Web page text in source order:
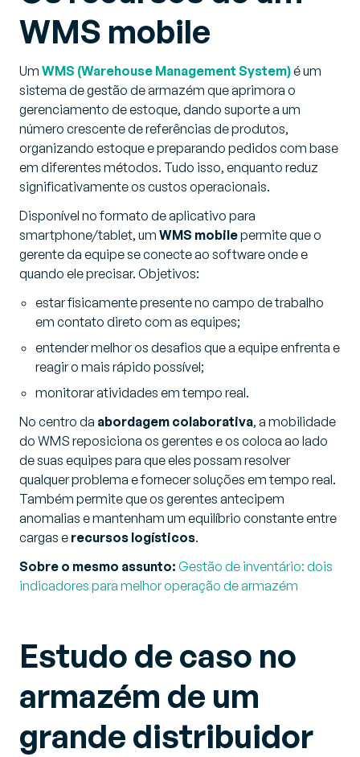
WMS mobile
Um WMS (Warehouse Management System)é um
sistema de gestão de armazém que aprimora o
gerenciamento de estoque, dando suporte a um
número crescente de referências de produtos,
organizando estoque e preparando pedidos com base
em diferentes métodos. Tudo isso, enquanto reduz
significativamente os custos operacionais.
Disponível no formato de aplicativo para
smartphone/tablet, um WMS mobilepermite que o
gerente da equipe se conecte ao software onde e
quando ele precisar. Objetivos:
estar fisicamente presente no campo de trabalho
em contato direto com as equipes;
entender melhor os desafios que a equipe enfrenta e
reagir o mais rápido possível;
monitorar atividades em tempo real.
No centro da abordagem colaborativa, a mobilidade
do WMS reposiciona os gerentes e os coloca ao lado
de suas equipes para que eles possam resolver
qualquer problema e fornecer soluções em tempo real.
Também permite que os gerentes antecipem
anomalias e mantenham um equilíbrio constante entre
cargas e recursos logísticos.
Sobre o mesmo assunto: Gestão de inventário: dois
indicadores para melhor operação de armazém
Estudo de caso no
armazém de um
grande distribuidor